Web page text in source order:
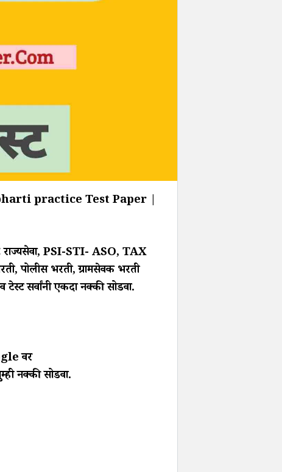
practice Test Paper |
राज्यसेवा, PSI-STI- ASO, TAX
पोलीस भरती, ग्रामसेवक भरती
सर्वांनी एकदा नक्की सोडवा.
वर
नक्की सोडवा.